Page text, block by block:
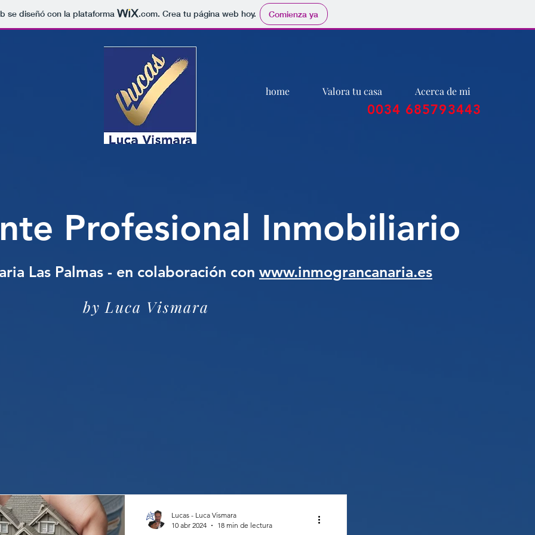
se diseñó con la plataforma .com. Crea tu página web hoy. Comienza ya
home Valora tu casa Acerca de mi
0034 685793443
Profesional Inmobiliario
Las Palmas - en colaboración con www.inmograncanaria.es
by Luca Vismara
Lucas - Luca Vismara
10 abr 2024
18 min de lectura